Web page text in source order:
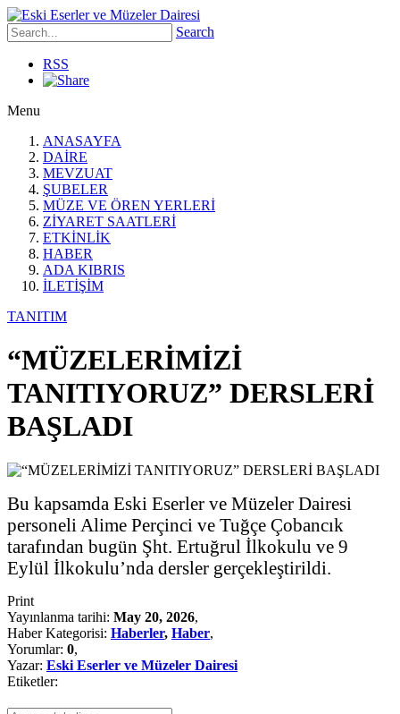
Search
RSS
Menu
ANASAYFA
DAİRE
MEVZUAT
ŞUBELER
MÜZE VE ÖREN YERLERİ
ZİYARET SAATLERİ
ETKİNLİK
HABER
ADA KIBRIS
İLETİŞİM
TANITIM
“MÜZELERİMİZİ
TANITIYORUZ” DERSLERİ
BAŞLADI
Bu kapsamda Eski Eserler ve Müzeler Dairesi
personeli Alime Perçinci ve Tuğçe Çobancık
tarafından bugün Şht. Ertuğrul İlkokulu ve 9
Eylül İlkokulu’nda dersler gerçekleştirildi.
Print
Yayınlanma tarihi: May 20, 2026,
Haber Kategorisi: Haberler, Haber,
Yorumlar: 0,
Yazar: Eski Eserler ve Müzeler Dairesi
Etiketler: